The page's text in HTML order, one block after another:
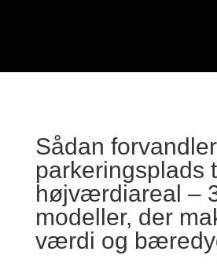
Sådan
parkeringsplads
højværdiareal –
modeller, der
værdi og